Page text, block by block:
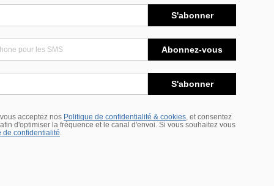
S'abonner
Abonnez-vous
S'abonner
acceptez nos Politique de confidentialité & cookies, et consentez
d'optimiser la fréquence et le canal d'envoi. Si vous souhaitez vous
de confidentialité.